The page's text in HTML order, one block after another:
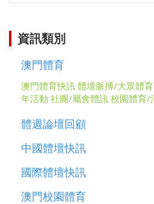
資訊類別
澳門體育
澳門體育快訊 體壇脈搏/大眾體育
年活動 社團/屬會體訊 校園體育/
體週論壇回顧
中國體壇快訊
國際體壇快訊
澳門校園體育